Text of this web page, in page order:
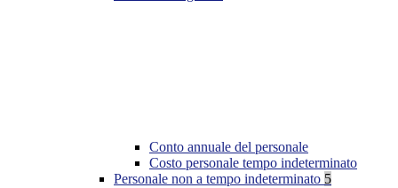
Conto annuale del personale
Costo personale tempo indeterminato
Personale non a tempo indeterminato 5